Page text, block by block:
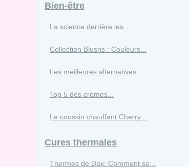
Bien-être
La science derrière les...
Collection Blushs : Couleurs...
Les meilleures alternatives...
Top 5 des crèmes...
Le coussin chauffant Cherry...
Cures thermales
Thermes de Dax: Comment se...